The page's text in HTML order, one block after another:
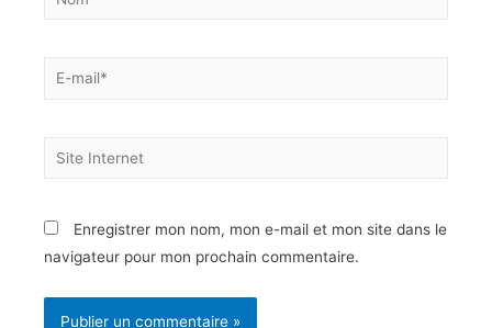
Enregistrer mon nom, mon e-mail et mon site dans le
navigateur pour mon prochain commentaire.